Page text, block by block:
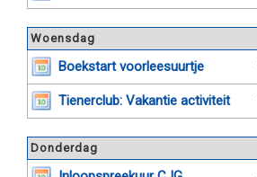
Woensdag
Boekstart voorleesuurtje
Tienerclub: Vakantie activiteit
Donderdag